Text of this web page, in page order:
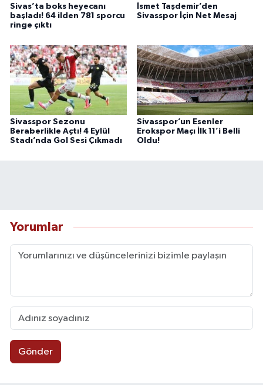
Sivas’ta boks heyecanı
başladı! 64 ilden 781 sporcu
ringe çıktı
İsmet Taşdemir’den
Sivasspor İçin Net Mesaj
Sivasspor Sezonu
Beraberlikle Açtı! 4 Eylül
Stadı’nda Gol Sesi Çıkmadı
Sivasspor’un Esenler
Erokspor Maçı İlk 11’i Belli
Oldu!
Yorumlar
Gönder